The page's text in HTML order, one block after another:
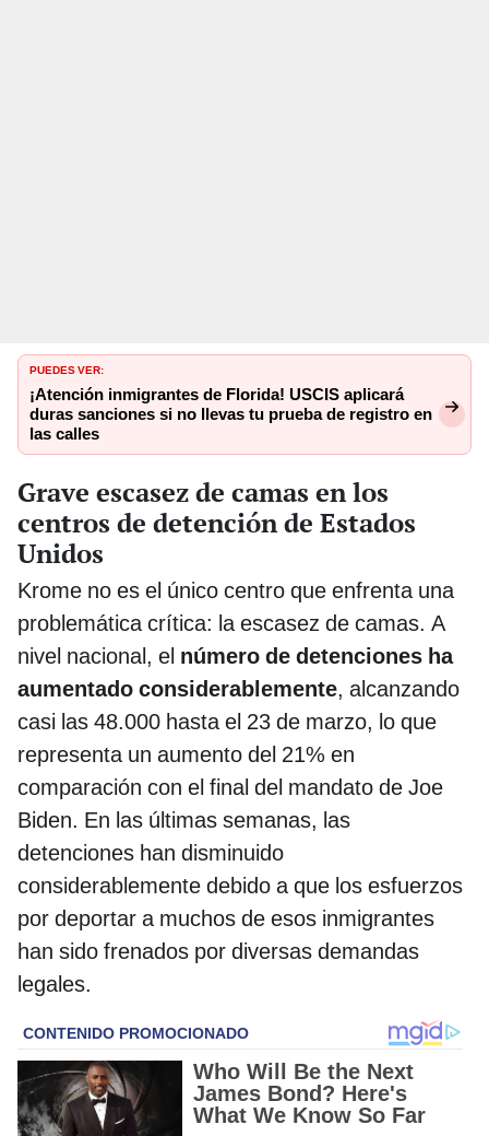
¡Atención inmigrantes de Florida! USCIS aplicará
duras sanciones si no llevas tu prueba de registro en
las calles
centros de detención de Estados
Unidos
Krome no es el único centro que enfrenta una
problemática crítica: la escasez de camas. A
nivel nacional, elnúmero de detenciones ha
aumentado considerablemente, alcanzando
casi las 48.000 hasta el 23 de marzo, lo que
representa un aumento del 21% en
comparación con el final del mandato de Joe
Biden. En las últimas semanas, las
detenciones han disminuido
considerablemente debido a que los esfuerzos
por deportar a muchos de esos inmigrantes
han sido frenados por diversas demandas
legales.